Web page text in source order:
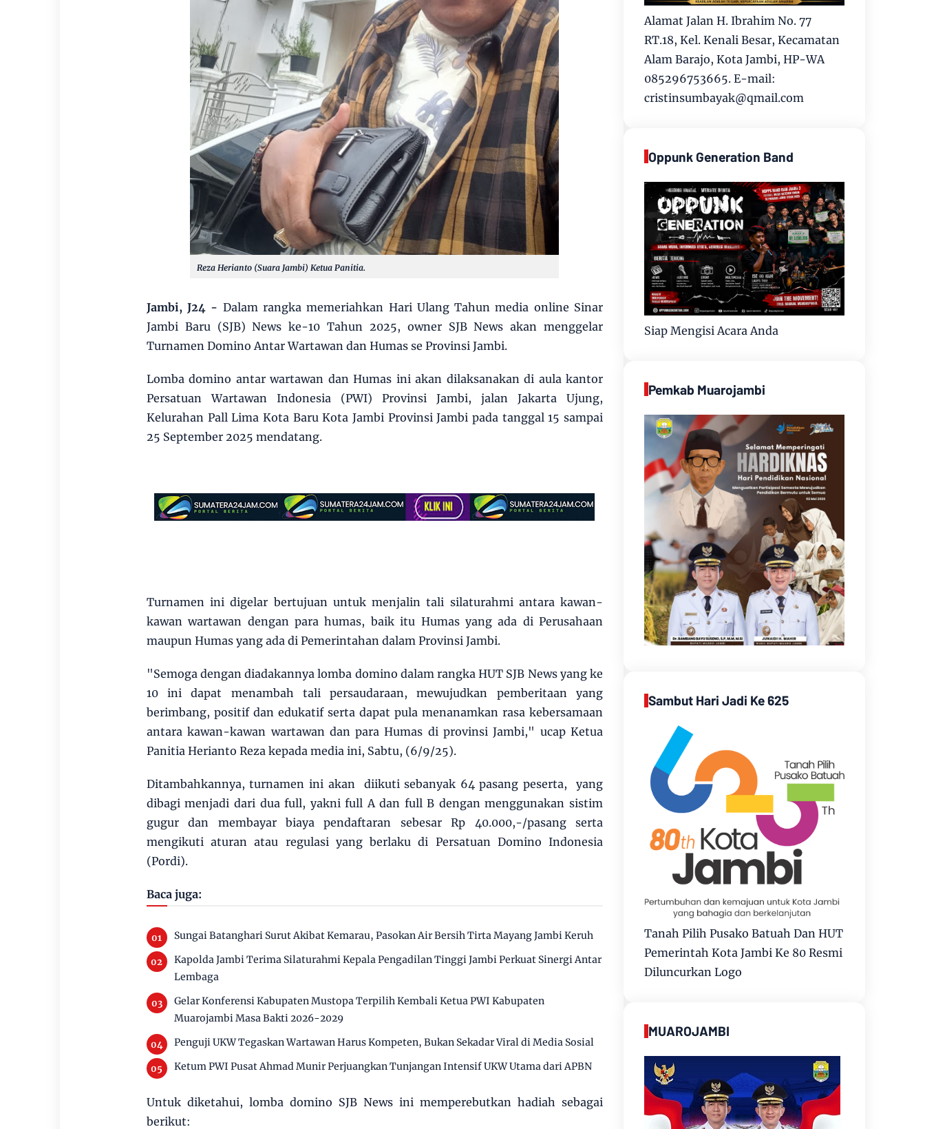
Reza Herianto (Suara Jambi) Ketua Panitia.
Jambi, J24 - Dalam rangka memeriahkan Hari Ulang Tahun media online Sinar
Jambi Baru (SJB) News ke-10 Tahun 2025, owner SJB News akan menggelar
Turnamen Domino Antar Wartawan dan Humas se Provinsi Jambi.
Lomba domino antar wartawan dan Humas ini akan dilaksanakan di aula kantor
Persatuan Wartawan Indonesia (PWI) Provinsi Jambi, jalan Jakarta Ujung,
Kelurahan Pall Lima Kota Baru Kota Jambi Provinsi Jambi pada tanggal 15 sampai
25 September 2025 mendatang.
Turnamen ini digelar bertujuan untuk menjalin tali silaturahmi antara kawan-
kawan wartawan dengan para humas, baik itu Humas yang ada di Perusahaan
maupun Humas yang ada di Pemerintahan dalam Provinsi Jambi.
"Semoga dengan diadakannya lomba domino dalam rangka HUT SJB News yang ke
10 ini dapat menambah tali persaudaraan, mewujudkan pemberitaan yang
berimbang, positif dan edukatif serta dapat pula menanamkan rasa kebersamaan
antara kawan-kawan wartawan dan para Humas di provinsi Jambi," ucap Ketua
Panitia Herianto Reza kepada media ini, Sabtu, (6/9/25).
Ditambahkannya, turnamen ini akan diikuti sebanyak 64 pasang peserta, yang
dibagi menjadi dari dua full, yakni full A dan full B dengan menggunakan sistim
gugur dan membayar biaya pendaftaran sebesar Rp 40.000,-/pasang serta
mengikuti aturan atau regulasi yang berlaku di Persatuan Domino Indonesia
(Pordi).
Baca juga:
Sungai Batanghari Surut Akibat Kemarau, Pasokan Air Bersih Tirta Mayang Jambi Keruh
Kapolda Jambi Terima Silaturahmi Kepala Pengadilan Tinggi Jambi Perkuat Sinergi Antar
Lembaga
Gelar Konferensi Kabupaten Mustopa Terpilih Kembali Ketua PWI Kabupaten
Muarojambi Masa Bakti 2026-2029
Penguji UKW Tegaskan Wartawan Harus Kompeten, Bukan Sekadar Viral di Media Sosial
Ketum PWI Pusat Ahmad Munir Perjuangkan Tunjangan Intensif UKW Utama dari APBN
Untuk diketahui, lomba domino SJB News ini memperebutkan hadiah sebagai
berikut:
Alamat Jalan H. Ibrahim No. 77
RT.18, Kel. Kenali Besar, Kecamatan
Alam Barajo, Kota Jambi, HP-WA
085296753665. E-mail:
cristinsumbayak@qmail.com
Oppunk Generation Band
Siap Mengisi Acara Anda
Pemkab Muarojambi
Sambut Hari Jadi Ke 625
Tanah Pilih Pusako Batuah Dan HUT
Pemerintah Kota Jambi Ke 80 Resmi
Diluncurkan Logo
MUAROJAMBI